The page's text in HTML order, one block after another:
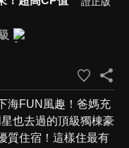
海FUN風趣！爸媽充
也去過的頂級獨棟豪
質住宿！這樣住最有